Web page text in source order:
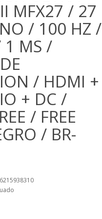
MFX27 / 27
/ 100 HZ /
1 MS /
/ HDMI +
+ DC /
/ FREE
/ BR-